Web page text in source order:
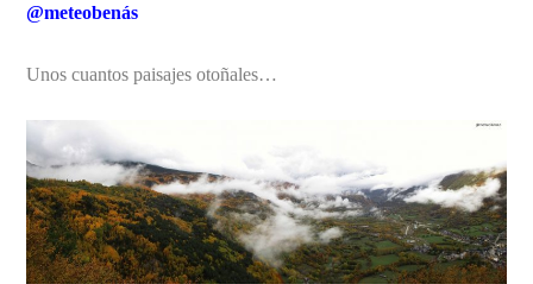
@meteobenás
Unos cuantos paisajes otoñales…